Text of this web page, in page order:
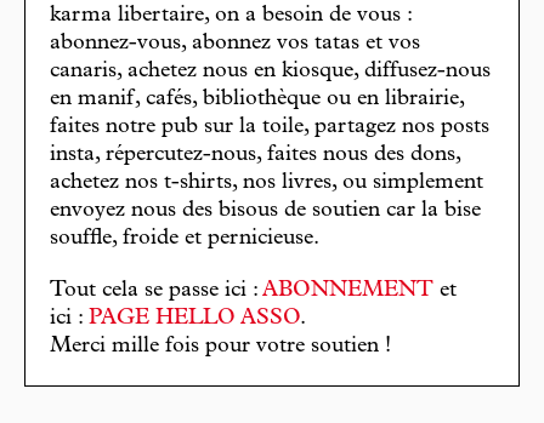
karma libertaire, on a besoin de vous :
abonnez-vous, abonnez vos tatas et vos
canaris, achetez nous en kiosque, diffusez-nous
en manif, cafés, bibliothèque ou en librairie,
faites notre pub sur la toile, partagez nos posts
insta, répercutez-nous, faites nous des dons,
achetez nos t-shirts, nos livres, ou simplement
envoyez nous des bisous de soutien car la bise
souffle, froide et pernicieuse.
Tout cela se passe ici : ABONNEMENT et
ici : PAGE HELLO ASSO.
Merci mille fois pour votre soutien !